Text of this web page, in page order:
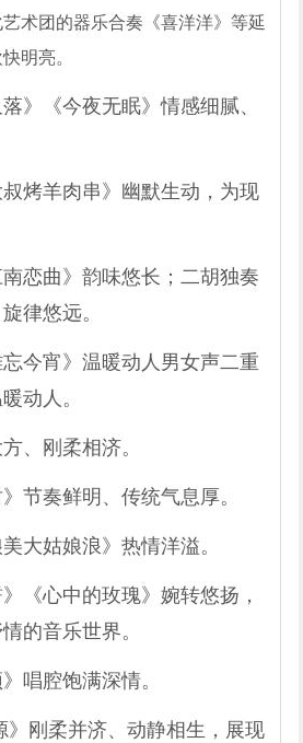
术团的器乐合奏《喜洋洋》等延
明亮。
》《今夜无眠》情感细腻、
烤羊肉串》幽默生动，为现
恋曲》韵味悠长；二胡独奏
律悠远。
今宵》温暖动人男女声二重
动人。
、刚柔相济。
节奏鲜明、传统气息厚。
大姑娘浪》热情洋溢。
《心中的玫瑰》婉转悠扬，
的音乐世界。
唱腔饱满深情。
》刚柔并济、动静相生，展现